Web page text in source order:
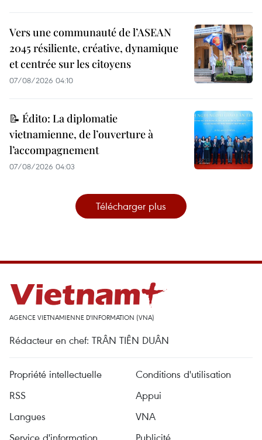
Vers une communauté de l’ASEAN
2045 résiliente, créative, dynamique
et centrée sur les citoyens
07/08/2026 04:10
📝 Édito: La diplomatie
vietnamienne, de l’ouverture à
l’accompagnement
07/08/2026 04:03
Télécharger plus
AGENCE VIETNAMIENNE D'INFORMATION (VNA)
Rédacteur en chef: TRÂN TIÊN DUÂN
Propriété intellectuelle
Conditions d'utilisation
RSS
Appui
Langues
VNA
Service d'information
Publicité